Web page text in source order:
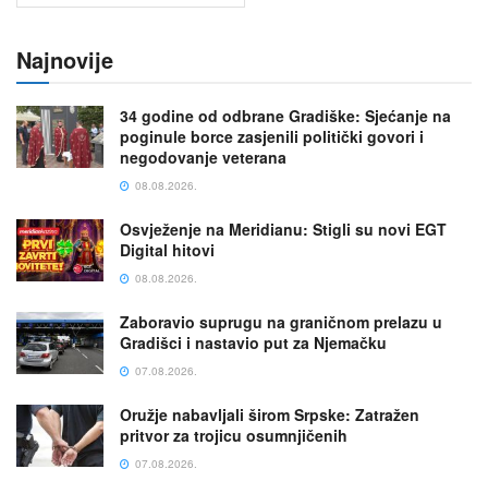
Najnovije
34 godine od odbrane Gradiške: Sjećanje na
poginule borce zasjenili politički govori i
negodovanje veterana
08.08.2026.
Osvježenje na Meridianu: Stigli su novi EGT
Digital hitovi
08.08.2026.
Zaboravio suprugu na graničnom prelazu u
Gradišci i nastavio put za Njemačku
07.08.2026.
Oružje nabavljali širom Srpske: Zatražen
pritvor za trojicu osumnjičenih
07.08.2026.